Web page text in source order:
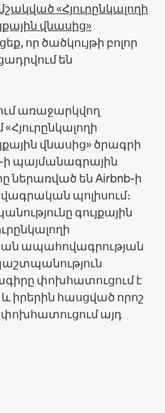
«Հյուրընկալողի
վնասից»
որ ծածկույթի բոլոր
են
առաջարկվող
վնասից» ծրագրի
ի պայմանագրային
ներառված են Airbnb-ի
պոլիսում։
գույքային
ապահովագրության
փոխհատուցում է
իրերին հասցված որոշ
փոխհատուցում այդ